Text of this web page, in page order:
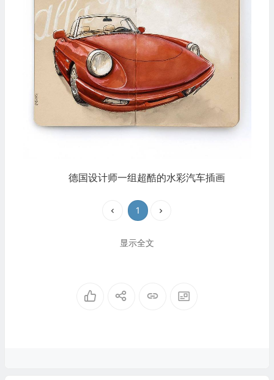
德国设计师一组超酷的水彩汽车插画
1
显示全文